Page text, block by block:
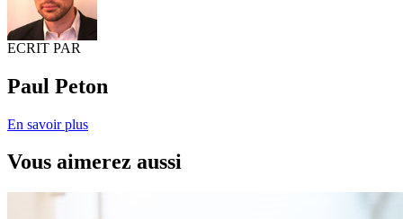
ECRIT PAR
Paul Peton
En savoir plus
Vous aimerez aussi